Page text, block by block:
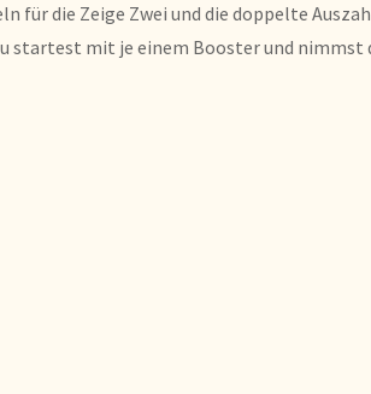
für die Zeige Zwei und die doppelte
startest mit je einem Booster und nimmst